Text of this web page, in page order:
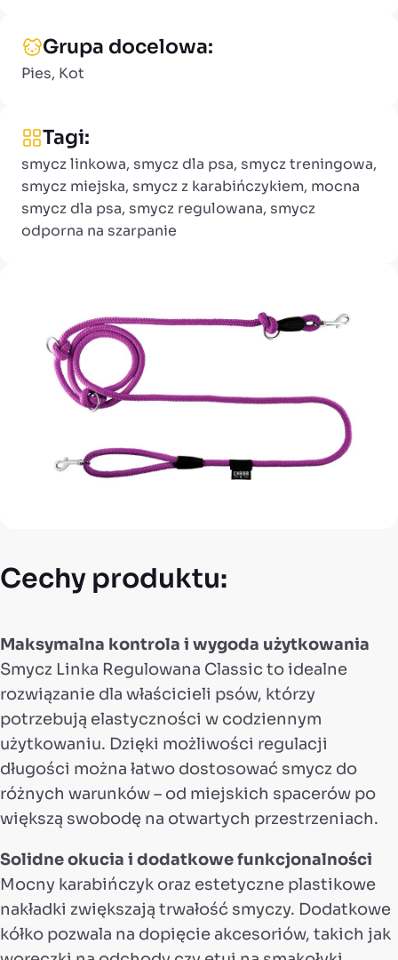
Grupa docelowa:
Pies, Kot
Tagi:
smycz linkowa, smycz dla psa, smycz treningowa,
smycz miejska, smycz z karabińczykiem, mocna
smycz dla psa, smycz regulowana, smycz
odporna na szarpanie
Cechy produktu:
Maksymalna kontrola i wygoda użytkowania
Smycz Linka Regulowana Classic to idealne
rozwiązanie dla właścicieli psów, którzy
potrzebują elastyczności w codziennym
użytkowaniu. Dzięki możliwości regulacji
długości można łatwo dostosować smycz do
różnych warunków – od miejskich spacerów po
większą swobodę na otwartych przestrzeniach.
Solidne okucia i dodatkowe funkcjonalności
Mocny karabińczyk oraz estetyczne plastikowe
nakładki zwiększają trwałość smyczy. Dodatkowe
kółko pozwala na dopięcie akcesoriów, takich jak